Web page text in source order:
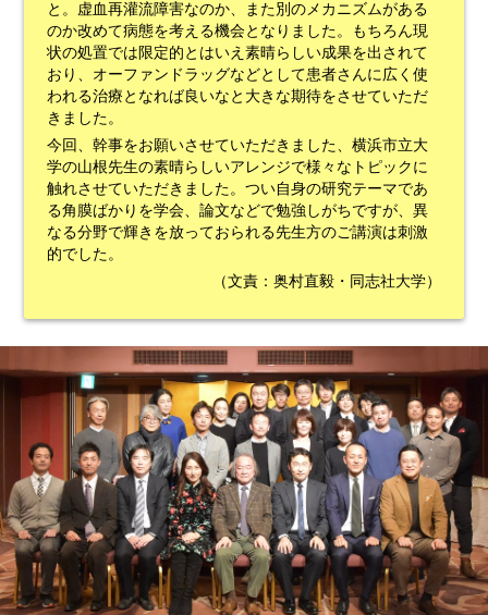
と。虚血再灌流障害なのか、また別のメカニズムがある
のか改めて病態を考える機会となりました。もちろん現
状の処置では限定的とはいえ素晴らしい成果を出されて
おり、オーファンドラッグなどとして患者さんに広く使
われる治療となれば良いなと大きな期待をさせていただ
きました。
今回、幹事をお願いさせていただきました、横浜市立大
学の山根先生の素晴らしいアレンジで様々なトピックに
触れさせていただきました。つい自身の研究テーマであ
る角膜ばかりを学会、論文などで勉強しがちですが、異
なる分野で輝きを放っておられる先生方のご講演は刺激
的でした。
（文責：奥村直毅・同志社大学）